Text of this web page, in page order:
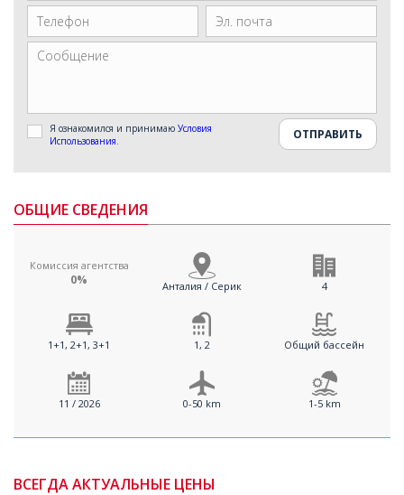
Я ознакомился и принимаю Условия
Использования
ОБЩИЕ СВЕДЕНИЯ
Комиссия агентства
0% Анталия / Серик 4
1+1, 2+1, 3+1 1, 2 Общий бассейн
11 / 2026 0-50 km 1-5 km
ВСЕГДА АКТУАЛЬНЫЕ ЦЕНЫ